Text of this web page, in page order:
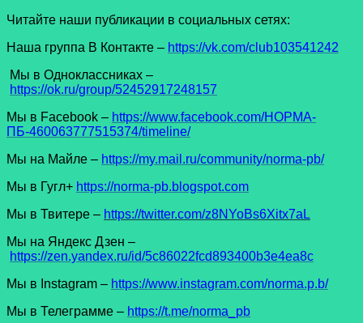
Читайте наши публикации в социальных сетях:
Наша группа В Контакте – https://vk.com/club103541242
Мы в Одноклассниках –
https://ok.ru/group/52452917248157
Мы в Facеbook – https://www.facebook.com/НОРМА-
ПБ-460063777515374/timeline/
Мы на Майле – https://my.mail.ru/community/norma-pb/
Мы в Гугл+ https://norma-pb.blogspot.com
Мы в Твитере – https://twitter.com/z8NYoBs6Xitx7aL
Мы на Яндекс Дзен –
https://zen.yandex.ru/id/5c86022fcd893400b3e4ea8c
Мы в Instagram – https://www.instagram.com/norma.p.b/
Мы в Телеграмме – https://t.me/norma_pb